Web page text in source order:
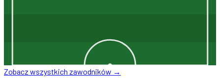
Zobacz wszystkich zawodników →